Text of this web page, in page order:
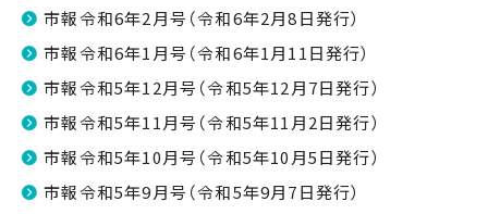
市報令和6年2月号（令和6年2月8日発行）
市報令和6年1月号（令和6年1月11日発行）
市報令和5年12月号（令和5年12月7日発行）
市報令和5年11月号（令和5年11月2日発行）
市報令和5年10月号（令和5年10月5日発行）
市報令和5年9月号（令和5年9月7日発行）